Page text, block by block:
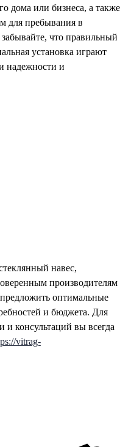
дома или бизнеса, а также
для пребывания в
что правильный
установка играют
надежности и
навес,
производителям
оптимальные
и бюджета. Для
консультаций вы всегда
vitrag-